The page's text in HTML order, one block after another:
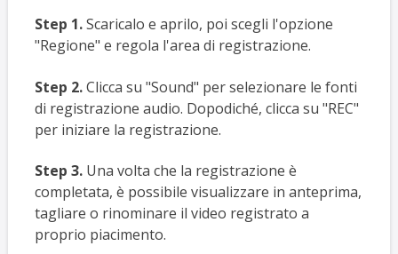
Step 1.Scaricalo e aprilo, poi scegli l'opzione
"Regione" e regola l'area di registrazione.
Step 2.Clicca su "Sound" per selezionare le fonti
di registrazione audio. Dopodiché, clicca su "REC"
per iniziare la registrazione.
Step 3.Una volta che la registrazione è
completata, è possibile visualizzare in anteprima,
tagliare o rinominare il video registrato a
proprio piacimento.